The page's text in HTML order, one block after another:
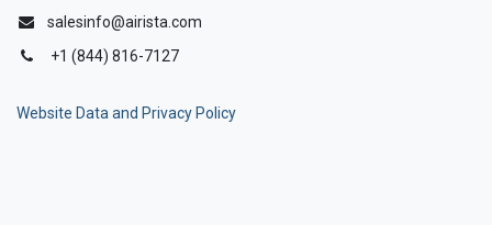
salesinfo@airista.com
+1 (844) 816-7127
Website Data and Privacy Policy